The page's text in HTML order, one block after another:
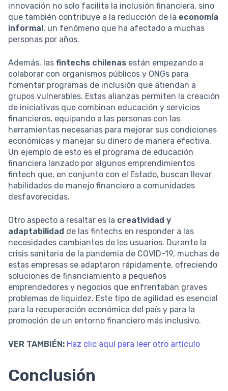
innovación no solo facilita la inclusión financiera, sino
que también contribuye a la reducción de la economía
informal, un fenómeno que ha afectado a muchas
personas por años.
Además, las fintechs chilenas están empezando a
colaborar con organismos públicos y ONGs para
fomentar programas de inclusión que atiendan a
grupos vulnerables. Estas alianzas permiten la creación
de iniciativas que combinan educación y servicios
financieros, equipando a las personas con las
herramientas necesarias para mejorar sus condiciones
económicas y manejar su dinero de manera efectiva.
Un ejemplo de esto es el programa de educación
financiera lanzado por algunos emprendimientos
fintech que, en conjunto con el Estado, buscan llevar
habilidades de manejo financiero a comunidades
desfavorecidas.
Otro aspecto a resaltar es la creatividad y
adaptabilidad de las fintechs en responder a las
necesidades cambiantes de los usuarios. Durante la
crisis sanitaria de la pandemia de COVID-19, muchas de
estas empresas se adaptaron rápidamente, ofreciendo
soluciones de financiamiento a pequeños
emprendedores y negocios que enfrentaban graves
problemas de liquidez. Este tipo de agilidad es esencial
para la recuperación económica del país y para la
promoción de un entorno financiero más inclusivo.
VER TAMBIÉN: Haz clic aquí para leer otro artículo
Conclusión